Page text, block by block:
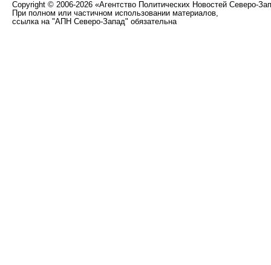
Copyright © 2006-2026 «Агентство Политических Новостей Северо-
При полном или частичном использовании материалов,
ссылка на "АПН Северо-Запад" обязательна